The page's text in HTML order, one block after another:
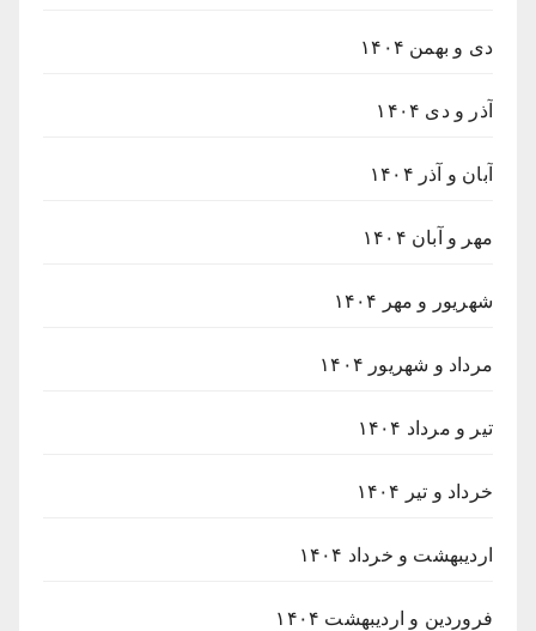
دی و بهمن ۱۴۰۴
آذر و دی ۱۴۰۴
آبان و آذر ۱۴۰۴
مهر و آبان ۱۴۰۴
شهریور و مهر ۱۴۰۴
مرداد و شهریور ۱۴۰۴
تیر و مرداد ۱۴۰۴
خرداد و تیر ۱۴۰۴
اردیبهشت و خرداد ۱۴۰۴
فروردین و اردیبهشت ۱۴۰۴